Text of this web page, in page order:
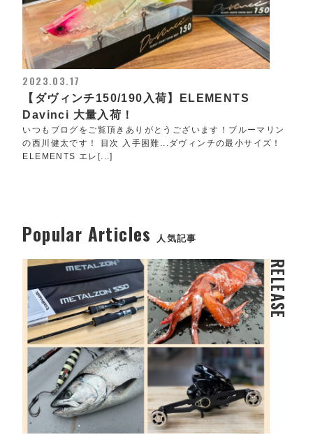
2023.03.17
【ダヴィンチ150/190入荷】ELEMENTS
Davinci 大量入荷！
いつもブログをご覧頂きありがとうございます！ブルーマリン
の西川健太です！ 目次 入手困難...ダヴィンチの最小サイズ！
ELEMENTS エレ[...]
Popular Articles 人気記事
RELEASE